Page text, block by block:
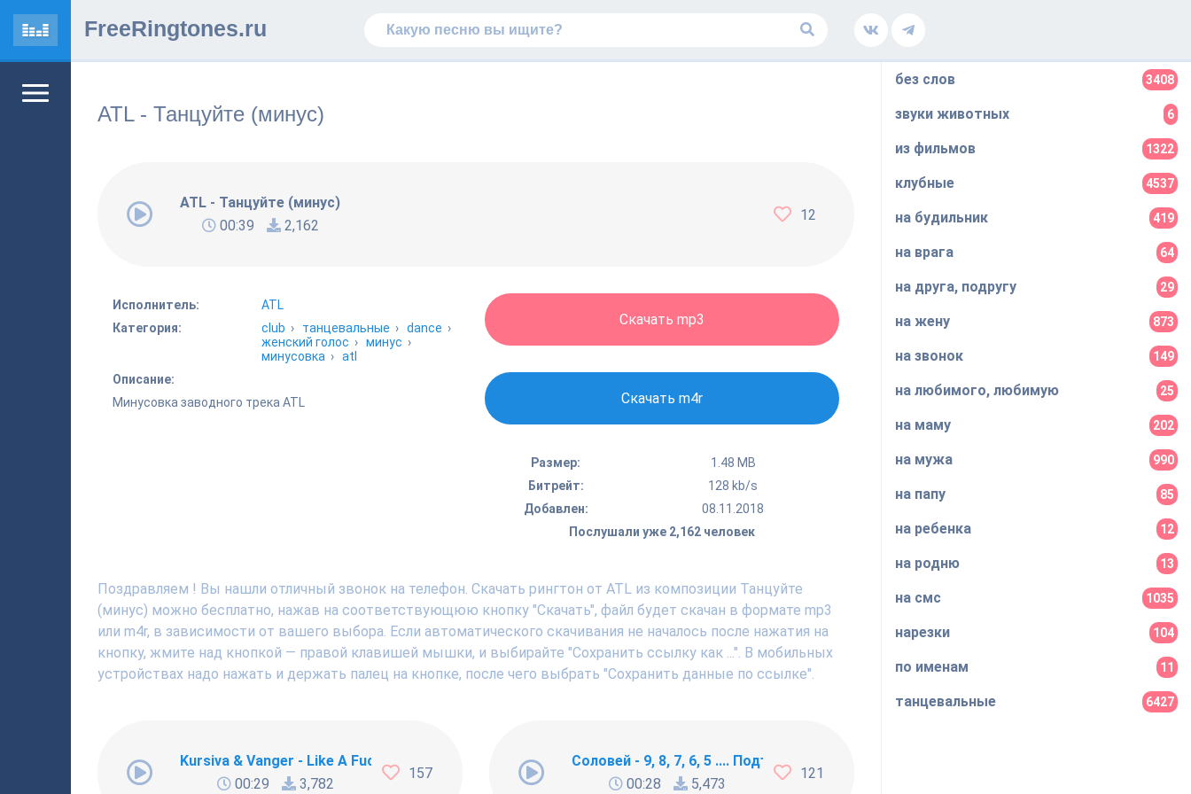
FreeRingtones.ru
ATL - Танцуйте (минус)
ATL - Танцуйте (минус)
00:39
2,162
12
Исполнитель:
ATL
Категория:
club › танцевальные › dance ›
женский голос › минус ›
минусовка › atl
Описание:
Минусовка заводного трека ATL
Скачать mp3
Скачать m4r
Размер:
1.48 MB
Битрейт:
128 kb/s
Добавлен:
08.11.2018
Послушали уже 2,162 человек
Поздравляем ! Вы нашли отличный звонок на телефон. Скачать рингтон от ATL из композиции Танцуйте
(минус) можно бесплатно, нажав на соответствующюю кнопку "Скачать", файл будет скачан в формате mp3
или m4r, в зависимости от вашего выбора. Если автоматического скачивания не началось после нажатия на
кнопку, жмите над кнопкой — правой клавишей мышки, и выбирайте "Сохранить ссылку как ...". В мобильных
устройствах надо нажать и держать палец на кнопке, после чего выбрать "Сохранить данные по ссылке".
Kursiva & Vanger - Like A Fucking Newbie
00:29
3,782
157
Соловей - 9, 8, 7, 6, 5 .... Подъём !!!
00:28
5,473
121
без слов 3408
звуки животных 6
из фильмов 1322
клубные 4537
на будильник 419
на врага 64
на друга, подругу 29
на жену 873
на звонок 149
на любимого, любимую 25
на маму 202
на мужа 990
на папу 85
на ребенка 12
на родню 13
на смс 1035
нарезки 104
по именам 11
танцевальные 6427